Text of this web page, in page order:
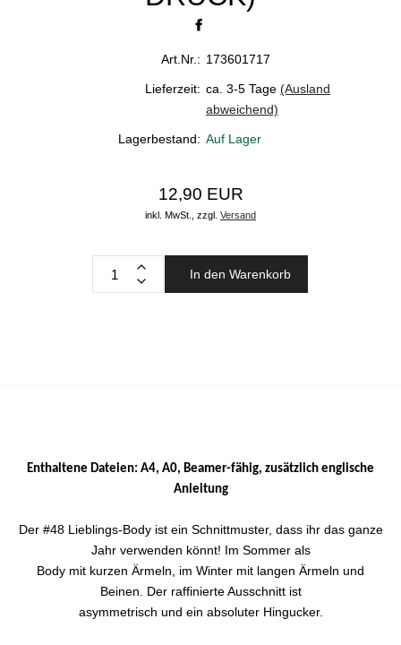
Art.Nr.: 173601717
Lieferzeit: ca. 3-5 Tage (Ausland
abweichend)
Lagerbestand: Auf Lager
12,90 EUR
inkl. MwSt., zzgl. Versand
In den Warenkorb
Enthaltene Dateien: A4, A0, Beamer-fähig, zusätzlich englische
Anleitung
Der #48 Lieblings-Body ist ein Schnittmuster, dass ihr das ganze
Jahr verwenden könnt! Im Sommer als
Body mit kurzen Ärmeln, im Winter mit langen Ärmeln und
Beinen. Der raffinierte Ausschnitt ist
asymmetrisch und ein absoluter Hingucker.